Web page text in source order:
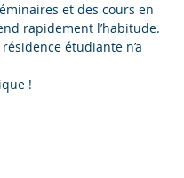
et des cours en
rapidement l’habitude.
étudiante n’a
!